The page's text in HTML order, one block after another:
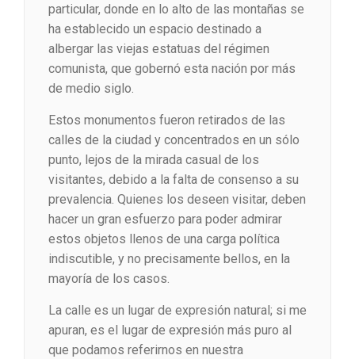
particular, donde en lo alto de las montañas se
ha establecido un espacio destinado a
albergar las viejas estatuas del régimen
comunista, que gobernó esta nación por más
de medio siglo.
Estos monumentos fueron retirados de las
calles de la ciudad y concentrados en un sólo
punto, lejos de la mirada casual de los
visitantes, debido a la falta de consenso a su
prevalencia. Quienes los deseen visitar, deben
hacer un gran esfuerzo para poder admirar
estos objetos llenos de una carga política
indiscutible, y no precisamente bellos, en la
mayoría de los casos.
La calle es un lugar de expresión natural; si me
apuran, es el lugar de expresión más puro al
que podamos referirnos en nuestra